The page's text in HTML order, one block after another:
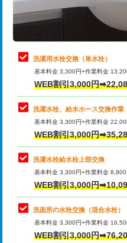
給水管工事※（ライニング鋼
管・ポリ管・HT管使用/3ｍ
給水管工事※（ライニング鋼
管・ポリ管・HT管使用/3ｍ超
排水管工事（土の掘削・埋め
業）
排水管工事（排水管工事/3ｍ
排水管工事（追加 排水管工
え）
マス交換（土の掘削・埋め
マス交換（深さ50㎝未満）
マス交換（深さ50㎝以上）
止水・漏水調査・防水処理・
理・調整・分解・加工など（
止水・漏水調査・防水処理
理・調整・分解・加工など（
止水・漏水調査・防水処理
理・調整・分解・加工など
キッチンタンク脱着
その他部品の脱着
交換・取付（タンク）
交換・取付(単水栓（壁付・
式）)
交換・取付(混合水栓（壁付
式・ワンホール）)
洗濯用水栓交換（単水栓）
基本料金 3,300円+作業料金
WEB割引3,000円
洗濯水栓、給水ホース交換作業
基本料金 3,300円+作業料金
WEB割引3,000円
洗濯水栓給水栓上部交換
基本料金 3,300円+作業料金
WEB割引3,000円
洗面所の水栓交換（混合水栓）
基本料金 3,300円+作業料金
WEB割引3,000円